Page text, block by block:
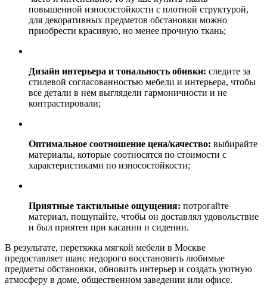
повышенной износостойкости с плотной структурой,
для декоративных предметов обстановки можно
приобрести красивую, но менее прочную ткань;
Дизайн интерьера и тональность обивки: следите за
стилевой согласованностью мебели и интерьера, чтобы
все детали в нем выглядели гармоничности и не
контрастировали;
Оптимальное соотношение цена/качество: выбирайте
материалы, которые соотносятся по стоимости с
характеристиками по износостойкости;
Приятные тактильные ощущения: потрогайте
материал, пощупайте, чтобы он доставлял удовольствие
и был приятен при касании и сидении.
В результате, перетяжка мягкой мебели в Москве
предоставляет шанс недорого восстановить любимые
предметы обстановки, обновить интерьер и создать уютную
атмосферу в доме, общественном заведении или офисе.